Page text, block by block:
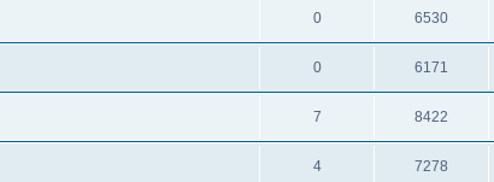
0 6530
0 6171
7 8422
4 7278